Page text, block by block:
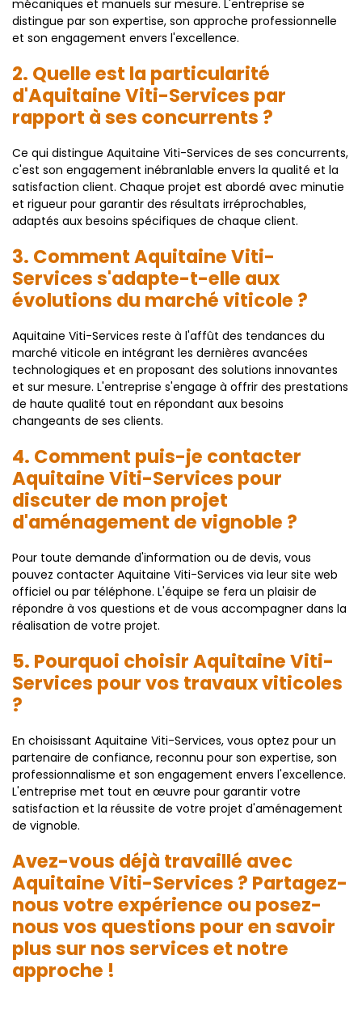
mécaniques et manuels sur mesure. L'entreprise se
distingue par son expertise, son approche professionnelle
et son engagement envers l'excellence.
2. Quelle est la particularité
d'Aquitaine Viti-Services par
rapport à ses concurrents ?
Ce qui distingue Aquitaine Viti-Services de ses concurrents,
c'est son engagement inébranlable envers la qualité et la
satisfaction client. Chaque projet est abordé avec minutie
et rigueur pour garantir des résultats irréprochables,
adaptés aux besoins spécifiques de chaque client.
3. Comment Aquitaine Viti-
Services s'adapte-t-elle aux
évolutions du marché viticole ?
Aquitaine Viti-Services reste à l'affût des tendances du
marché viticole en intégrant les dernières avancées
technologiques et en proposant des solutions innovantes
et sur mesure. L'entreprise s'engage à offrir des prestations
de haute qualité tout en répondant aux besoins
changeants de ses clients.
4. Comment puis-je contacter
Aquitaine Viti-Services pour
discuter de mon projet
d'aménagement de vignoble ?
Pour toute demande d'information ou de devis, vous
pouvez contacter Aquitaine Viti-Services via leur site web
officiel ou par téléphone. L'équipe se fera un plaisir de
répondre à vos questions et de vous accompagner dans la
réalisation de votre projet.
5. Pourquoi choisir Aquitaine Viti-
Services pour vos travaux viticoles
?
En choisissant Aquitaine Viti-Services, vous optez pour un
partenaire de confiance, reconnu pour son expertise, son
professionnalisme et son engagement envers l'excellence.
L'entreprise met tout en œuvre pour garantir votre
satisfaction et la réussite de votre projet d'aménagement
de vignoble.
Avez-vous déjà travaillé avec
Aquitaine Viti-Services ? Partagez-
nous votre expérience ou posez-
nous vos questions pour en savoir
plus sur nos services et notre
approche !